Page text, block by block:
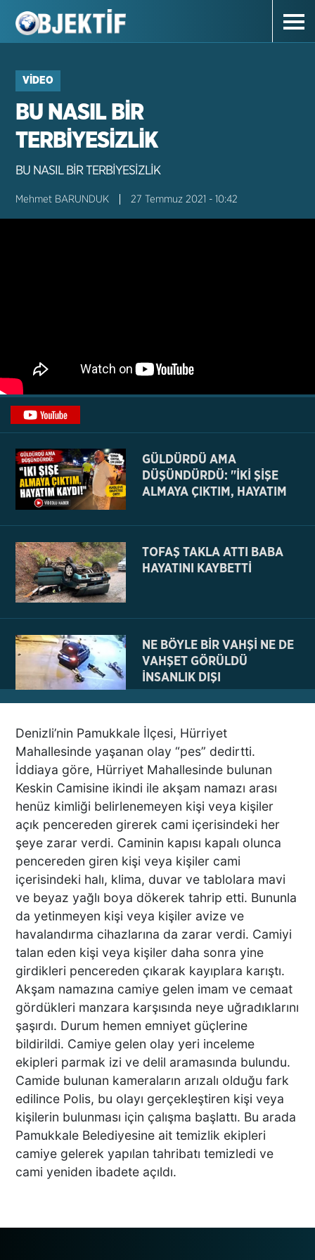
VIDEO
BU NASIL BİR
TERBİYESİZLİK
BU NASIL BİR TERBİYESİZLİK
Mehmet BARUNDUK 27 Temmuz 2021 - 10:42
GÜLDÜRDÜ AMA
DÜŞÜNDÜRDÜ: "İKİ ŞİŞE
ALMAYA ÇIKTIM, HAYATIM
TOFAŞ TAKLA ATTI BABA
HAYATINI KAYBETTİ
NE BÖYLE BİR VAHŞİ NE DE
VAHŞET GÖRÜLDÜ
İNSANLIK DIŞI
AZRAİL’E “ELDEN SONRA
GEL” DEDİ! OKEYE DEVAM
ETTİ
DENİZLİ’DEN TATİLE GİDEN
GRUBUN GÖZÜ ÖNÜNDE
TEKNE ÇALIŞANLARI
BİRBİRİNE GİRDİ!
ÜNLÜ YÖNETMEN EZEL
AKAY’A ŞOK OPERASYON!
KARDEŞİYLE GÖZALTINA
ALINDI
DENİZLİ’DE ÇARPIŞMANIN
ŞİDDETİYLE SAVRULDU! 5
ARAÇ HASAR GÖRDÜ
BAŞKAN ERDOĞAN, SON
SÜRAT ÜYE VE ESNAF
ZİYARETLERİNE DEVAM
EDİYOR
Denizli’nin Pamukkale İlçesi, Hürriyet
Mahallesinde yaşanan olay “pes” dedirtti.
İddiaya göre, Hürriyet Mahallesinde bulunan
Keskin Camisine ikindi ile akşam namazı arası
henüz kimliği belirlenemeyen kişi veya kişiler
açık pencereden girerek cami içerisindeki her
şeye zarar verdi. Caminin kapısı kapalı olunca
pencereden giren kişi veya kişiler cami
içerisindeki halı, klima, duvar ve tablolara mavi
ve beyaz yağlı boya dökerek tahrip etti. Bununla
da yetinmeyen kişi veya kişiler avize ve
havalandırma cihazlarına da zarar verdi. Camiyi
talan eden kişi veya kişiler daha sonra yine
girdikleri pencereden çıkarak kayıplara karıştı.
Akşam namazına camiye gelen imam ve cemaat
gördükleri manzara karşısında neye uğradıklarını
şaşırdı. Durum hemen emniyet güçlerine
bildirildi. Camiye gelen olay yeri inceleme
ekipleri parmak izi ve delil aramasında bulundu.
Camide bulunan kameraların arızalı olduğu fark
edilince Polis, bu olayı gerçekleştiren kişi veya
kişilerin bulunması için çalışma başlattı. Bu arada
Pamukkale Belediyesine ait temizlik ekipleri
camiye gelerek yapılan tahribatı temizledi ve
cami yeniden ibadete açıldı.